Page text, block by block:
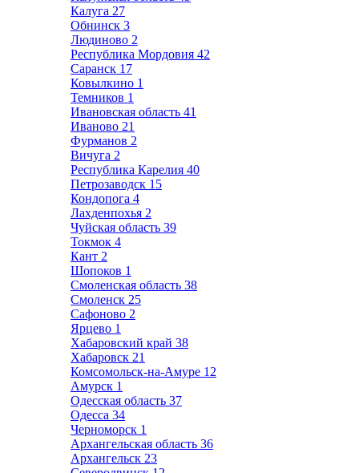
Калуга 27
Обнинск 3
Людиново 2
Республика Мордовия 42
Саранск 17
Ковылкино 1
Темников 1
Ивановская область 41
Иваново 21
Фурманов 2
Вичуга 2
Республика Карелия 40
Петрозаводск 15
Кондопога 4
Лахденпохья 2
Чуйская область 39
Токмок 4
Кант 2
Шопоков 1
Смоленская область 38
Смоленск 25
Сафоново 2
Ярцево 1
Хабаровский край 38
Хабаровск 21
Комсомольск-на-Амуре 12
Амурск 1
Одесская область 37
Одесса 34
Черноморск 1
Архангельская область 36
Архангельск 23